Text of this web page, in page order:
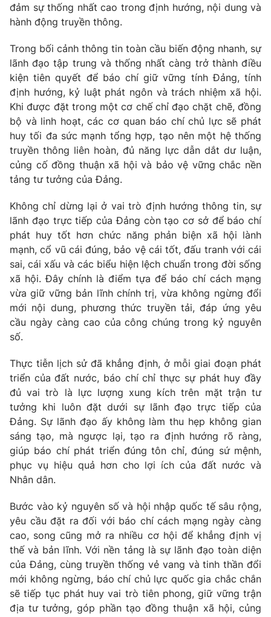
đảm sự thống nhất cao trong định hướng, nội dung và
hành động truyền thông.
Trong bối cảnh thông tin toàn cầu biến động nhanh, sự
lãnh đạo tập trung và thống nhất càng trở thành điều
kiện tiên quyết để báo chí giữ vững tính Đảng, tính
định hướng, kỷ luật phát ngôn và trách nhiệm xã hội.
Khi được đặt trong một cơ chế chỉ đạo chặt chẽ, đồng
bộ và linh hoạt, các cơ quan báo chí chủ lực sẽ phát
huy tối đa sức mạnh tổng hợp, tạo nên một hệ thống
truyền thông liên hoàn, đủ năng lực dẫn dắt dư luận,
củng cố đồng thuận xã hội và bảo vệ vững chắc nền
tảng tư tưởng của Đảng.
Không chỉ dừng lại ở vai trò định hướng thông tin, sự
lãnh đạo trực tiếp của Đảng còn tạo cơ sở để báo chí
phát huy tốt hơn chức năng phản biện xã hội lành
mạnh, cổ vũ cái đúng, bảo vệ cái tốt, đấu tranh với cái
sai, cái xấu và các biểu hiện lệch chuẩn trong đời sống
xã hội. Đây chính là điểm tựa để báo chí cách mạng
vừa giữ vững bản lĩnh chính trị, vừa không ngừng đổi
mới nội dung, phương thức truyền tải, đáp ứng yêu
cầu ngày càng cao của công chúng trong kỷ nguyên
số.
Thực tiễn lịch sử đã khẳng định, ở mỗi giai đoạn phát
triển của đất nước, báo chí chỉ thực sự phát huy đầy
đủ vai trò là lực lượng xung kích trên mặt trận tư
tưởng khi luôn đặt dưới sự lãnh đạo trực tiếp của
Đảng. Sự lãnh đạo ấy không làm thu hẹp không gian
sáng tạo, mà ngược lại, tạo ra định hướng rõ ràng,
giúp báo chí phát triển đúng tôn chỉ, đúng sứ mệnh,
phục vụ hiệu quả hơn cho lợi ích của đất nước và
Nhân dân.
Bước vào kỷ nguyên số và hội nhập quốc tế sâu rộng,
yêu cầu đặt ra đối với báo chí cách mạng ngày càng
cao, song cũng mở ra nhiều cơ hội để khẳng định vị
thế và bản lĩnh. Với nền tảng là sự lãnh đạo toàn diện
của Đảng, cùng truyền thống vẻ vang và tinh thần đổi
mới không ngừng, báo chí chủ lực quốc gia chắc chắn
sẽ tiếp tục phát huy vai trò tiên phong, giữ vững trận
địa tư tưởng, góp phần tạo đồng thuận xã hội, củng